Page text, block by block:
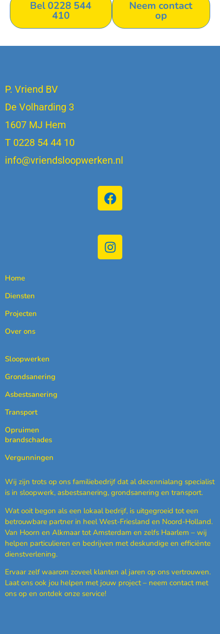
Bel 0228 544
410
Neem contact
op
P. Vriend BV
De Volharding 3
1607 MJ Hem
T 0228 54 44 10
info@vriendsloopwerken.nl
Home
Diensten
Projecten
Over ons
Sloopwerken
Grondsanering
Asbestsanering
Transport
Opruimen
brandschades
Vergunningen
Wij zijn trots op ons familiebedrijf dat al decennialang specialist
is in sloopwerk, asbestsanering, grondsanering en transport.
Wat ooit begon als een lokaal bedrijf, is uitgegroeid tot een
betrouwbare partner in heel West-Friesland en Noord-Holland.
Van Hoorn en Alkmaar tot Amsterdam en zelfs Haarlem – wij
helpen particulieren en bedrijven met deskundige en efficiënte
dienstverlening.
Ervaar zelf waarom zoveel klanten al jaren op ons vertrouwen.
Laat ons ook jou helpen met jouw project – neem contact met
ons op en ontdek onze service!